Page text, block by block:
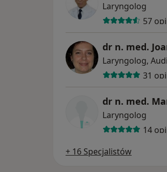
Laryngolog
57
dr n. med.
Laryngolog,
31
dr n. med.
Laryngolog
14
+ 16 Specjalistów